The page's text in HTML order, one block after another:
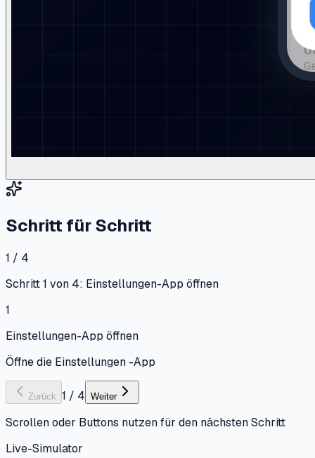
Schritt für Schritt
1 / 4
Schritt 1 von 4: Einstellungen-App öffnen
1
Einstellungen-App öffnen
Öffne die Einstellungen -App
Zurück 1 / 4 Weiter
Scrollen oder Buttons nutzen für den nächsten Schritt
Live-Simulator